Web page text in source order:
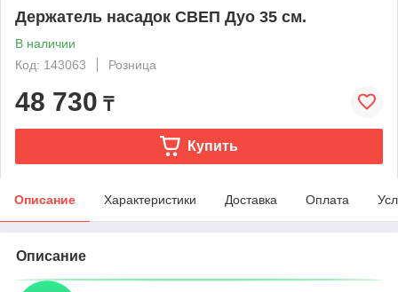
Держатель насадок СВЕП Дуо 35 см.
В наличии
Код: 143063
Розница
48 730 ₸
Купить
Описание Характеристики Доставка Оплата
Описание